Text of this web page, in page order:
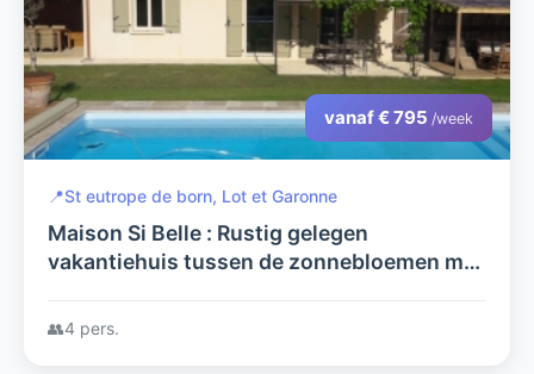
vanaf € 795 /week
📍St eutrope de born, Lot et Garonne
Maison Si Belle : Rustig gelegen
vakantiehuis tussen de zonnebloemen met
👥4 pers.